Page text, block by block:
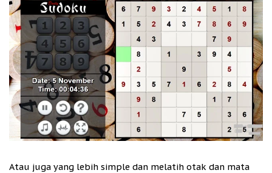
Atau juga yang lebih simple dan melatih otak dan mata